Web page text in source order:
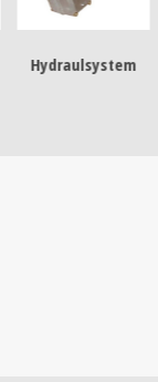
Ventil 2-spak